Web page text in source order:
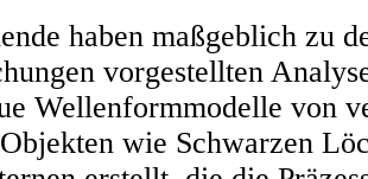
haben maßgeblich zu
vorgestellten
Wellenformmodelle von
wie Schwarzen